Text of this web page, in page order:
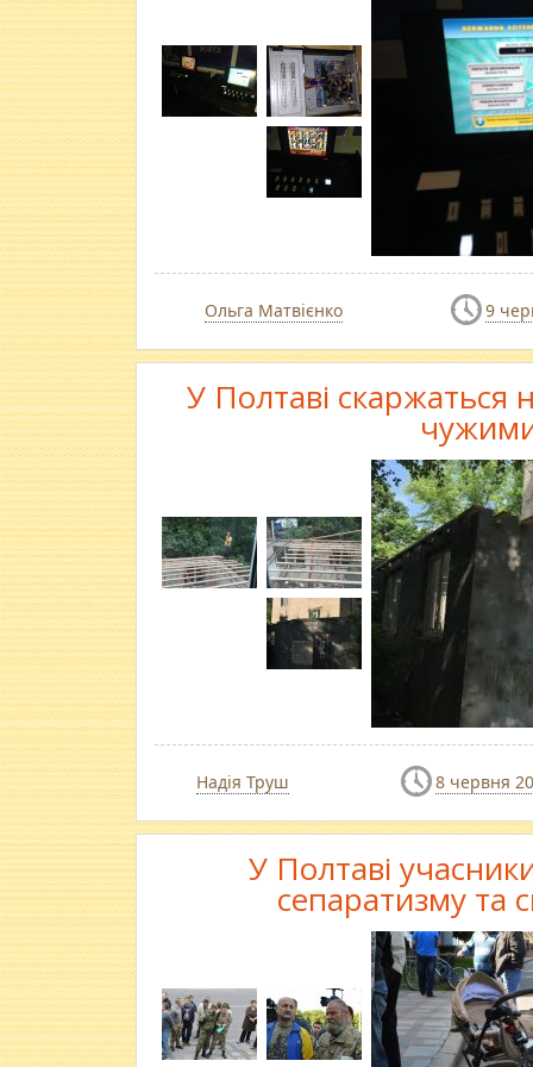
Ольга Матвієнко 9
У Полтаві скаржаться
Надія Труш 8 червня
У Полтаві
сепаратизму та